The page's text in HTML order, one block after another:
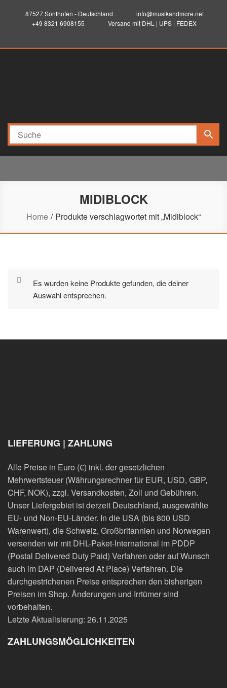
87527 Sonthofen - Deutschland
info@musikandmore.net
+49 8321 6908155
Versand mit DHL | UPS | FEDEX
musikandmore.net
MIDIBLOCK
Home Produkte verschlagwortet mit „Midiblock“
Es wurden keine Produkte gefunden, die deiner
Auswahl entsprechen.
LIEFERUNG | ZAHLUNG
Alle Preise in Euro (€) inkl. der gesetzlichen
Mehrwertsteuer (Währungsrechner für EUR, USD, GBP,
CHF, NOK), zzgl. Versandkosten, Zoll und Gebühren.
Unser Liefergebiet ist derzeit Deutschland, ausgewählte
EU- und Non-EU-Länder. In die USA (bis 800 USD
Warenwert), die Schweiz, Großbritannien und Norwegen
versenden wir mit DHL-Paket-International im PDDP
(Postal Delivered Duty Paid) Verfahren oder auf Wunsch
auch im DAP (Delivered At Place) Verfahren. Die
durchgestrichenen Preise entsprechen den bisherigen
Preisen im Shop. Änderungen und Irrtümer sind
vorbehalten.
Letzte Aktualisierung: 26.11.2025
ZAHLUNGSMÖGLICHKEITEN